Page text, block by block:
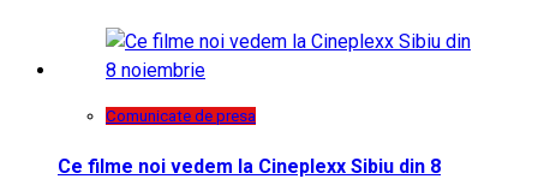
Comunicate de presa
Ce filme noi vedem la Cineplexx Sibiu din 8